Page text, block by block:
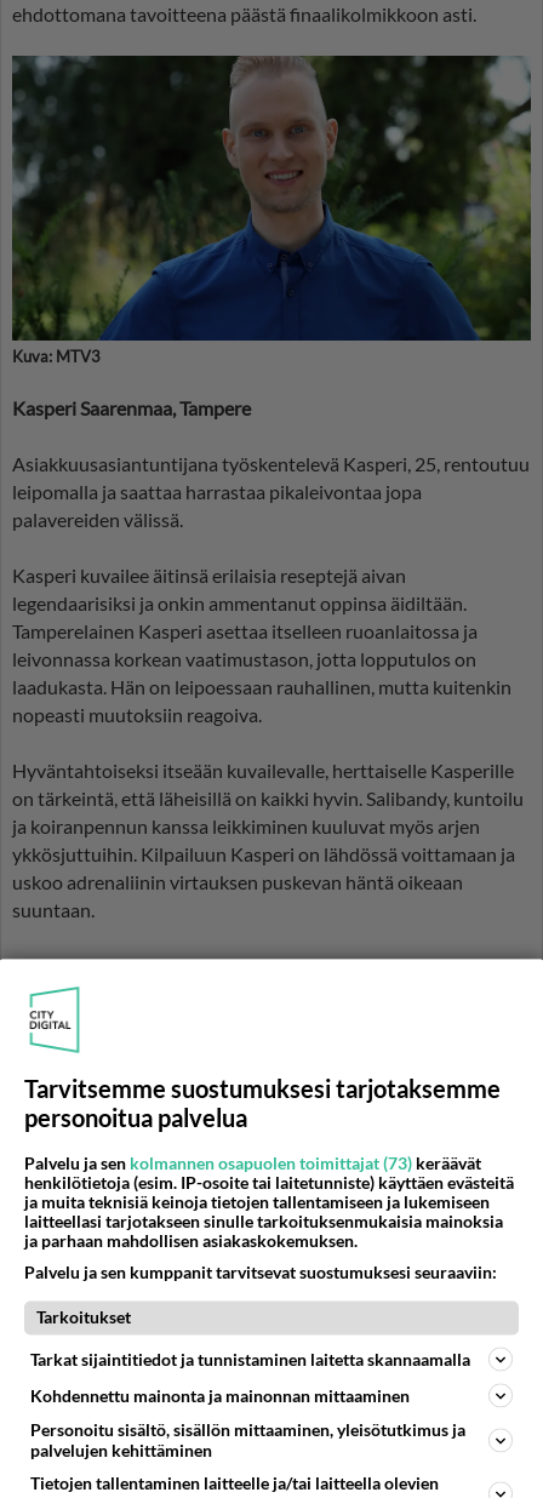
ehdottomana tavoitteena päästä finaalikolmikkoon asti.
Kuva: MTV3
Kasperi Saarenmaa, Tampere
Asiakkuusasiantuntijana työskentelevä Kasperi, 25, rentoutuu
leipomalla ja saattaa harrastaa pikaleivontaa jopa
palavereiden välissä.
Kasperi kuvailee äitinsä erilaisia reseptejä aivan
legendaarisiksi ja onkin ammentanut oppinsa äidiltään.
Tamperelainen Kasperi asettaa itselleen ruoanlaitossa ja
leivonnassa korkean vaatimustason, jotta lopputulos on
laadukasta. Hän on leipoessaan rauhallinen, mutta kuitenkin
nopeasti muutoksiin reagoiva.
Hyväntahtoiseksi itseään kuvailevalle, herttaiselle Kasperille
on tärkeintä, että läheisillä on kaikki hyvin. Salibandy, kuntoilu
ja koiranpennun kanssa leikkiminen kuuluvat myös arjen
ykkösjuttuihin. Kilpailuun Kasperi on lähdössä voittamaan ja
uskoo adrenaliinin virtauksen puskevan häntä oikeaan
suuntaan.
Kasperia voit seurata Instagramissa @keittioiden_taatelia.
Kuva: MTV3
Anne Laitila, Pyhäsalmi
leivonnasta perinteisten mutta myös kokeilevien reseptien
Tarvitsemme suostumuksesi tarjotaksemme
personoitua palvelua
Palvelu ja sen kolmannen osapuolen toimittajat (73) keräävät
henkilötietoja (esim. IP-osoite tai laitetunniste) käyttäen evästeitä
ja muita teknisiä keinoja tietojen tallentamiseen ja lukemiseen
laitteellasi tarjotakseen sinulle tarkoituksenmukaisia mainoksia
ja parhaan mahdollisen asiakaskokemuksen.
Palvelu ja sen kumppanit tarvitsevat suostumuksesi seuraaviin:
Tarkoitukset
Tarkat sijaintitiedot ja tunnistaminen laitetta skannaamalla
Kohdennettu mainonta ja mainonnan mittaaminen
Personoitu sisältö, sisällön mittaaminen, yleisötutkimus ja
palvelujen kehittäminen
Tietojen tallentaminen laitteelle ja/tai laitteella olevien